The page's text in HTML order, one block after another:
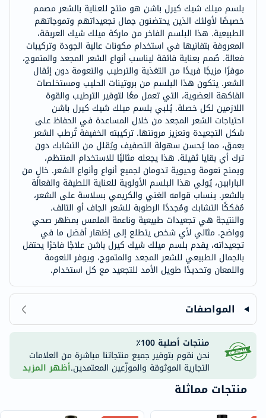
بلسم ميلك شيك كيرل باشن هو منتج للعناية بالشعر مصمم
خصيصًا لأولئك الذين يحتضنون جمال تجعيداتهم وتموجاتهم
الطبيعية. هذا البلسم الفاخر من ماركة ميلك شيك العريقة،
المعروفة بتفانيها في استخدام مكونات عالية الجودة وتركيبات
فعالة. صُمم بعناية فائقة ليناسب أنواع الشعر المجعد والمتموج،
موفرًا مزيجًا فريدًا من التغذية والترطيب والنعومة دون إثقال
الشعر. يتكون هذا البلسم من بروتينات الحليب ومستخلصات
الفاكهة العضوية، التي تعمل معًا لتوفير الترطيب والقوة
اللازمين لكل خصلة. يُلبي بلسم ميلك شيك كيرل باشن
احتياجات الشعر المجعد من خلال المساعدة في الحفاظ على
شكل التجعيدة وتعزيز مرونتها. تركيبته الخفيفة تُرطب الشعر
بعمق، مما يُحسن سهولة التصفيف ويُقلل من التشابك دون
ترك أي بقايا ثقيلة. هذا يجعله مثاليًا للاستخدام المنتظم،
ويمنح نعومة وحيوية تدومان لجميع أنواع وأنواع الشعر. خالٍ من
البارابين، يُولي هذا البلسم الأولوية للعناية اللطيفة والفعالة
بالشعر. ينساب قوامه الغني والكريمي بسلاسة على الشعر،
مُفككًا التشابك ومُجددًا الرطوبة للشعر الجاف أو التالف.
والنتيجة هي تجعيدات طبيعية وناعمة الملمس بمظهر صحي
وواضح. مثالي لأي شخص يتطلع إلى إظهار أفضل ما في
تجعيداته، يقدم بلسم ميلك شيك كيرل باشن علاجًا فاخرًا يحتفل
بالجمال الطبيعي للشعر المجعد والمتموج، ويوفر النعومة
واللمعان وتحديدًا طويل الأمد للتجعيد مع كل استخدام.
المواصفات
منتجات أصلية 100٪
نحن نقوم بتوفير جميع منتجاتنا مباشرة من العلامات
التجارية الموثوقة والموزّعين المعتمدين.أظهر المزيد
منتجات مماثلة